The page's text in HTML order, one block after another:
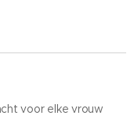
voor elke vrouw